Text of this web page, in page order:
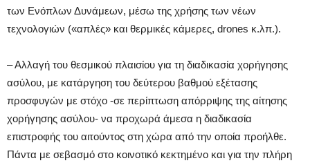
των Ενόπλων Δυνάμεων, μέσω της χρήσης των νέων
τεχνολογιών («απλές» και θερμικές κάμερες, drones κ.λπ.).
– Αλλαγή του θεσμικού πλαισίου για τη διαδικασία χορήγησης
ασύλου, με κατάργηση του δεύτερου βαθμού εξέτασης
προσφυγών με στόχο -σε περίπτωση απόρριψης της αίτησης
χορήγησης ασύλου- να προχωρά άμεσα η διαδικασία
επιστροφής του αιτούντος στη χώρα από την οποία προήλθε.
Πάντα με σεβασμό στο κοινοτικό κεκτημένο και για την πλήρη